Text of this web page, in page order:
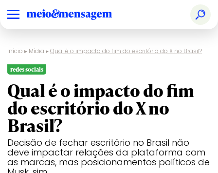
Início ▸ Mídia ▸Qual é o impacto do fim do escritório do X no Brasil?
redes sociais
Qual é o impacto do fim
do escritório do X no
Brasil?
Decisão de fechar escritório no Brasil não
deve impactar relações da plataforma com
as marcas, mas posicionamentos políticos de